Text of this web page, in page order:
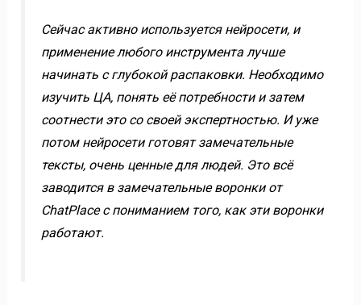
Сейчас активно используется нейросети, и
применение любого инструмента лучше
начинать с глубокой распаковки. Необходимо
изучить ЦА, понять её потребности и затем
соотнести это со своей экспертностью. И уже
потом нейросети готовят замечательные
тексты, очень ценные для людей. Это всё
заводится в замечательные воронки от
ChatPlace с пониманием того, как эти воронки
работают.